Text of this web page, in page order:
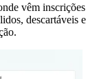
vêm inscrições
descartáveis e